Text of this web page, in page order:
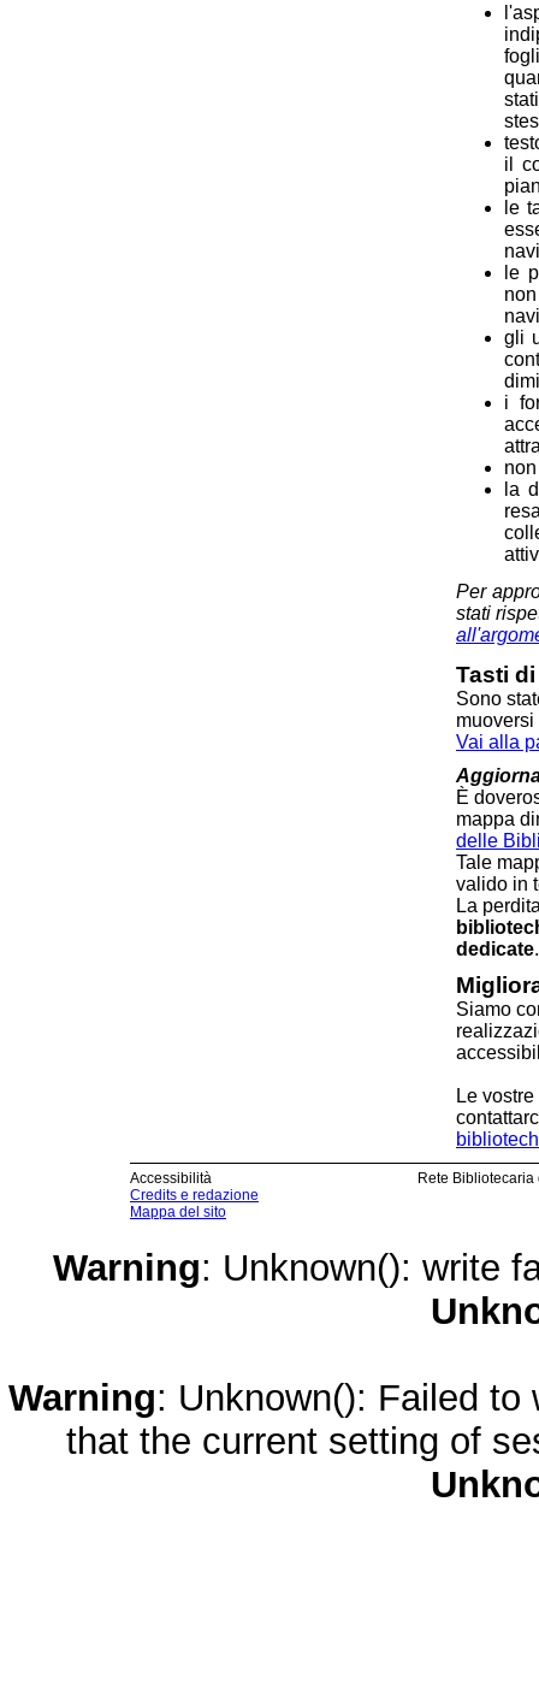
il
le
le
gli
i
la
Per
stati
Tasti
Sono
Vai alla
È
mappa
delle
Tale
valido in
La
dedicate.
Siamo
Le
Accessibilità
Credits e redazione
Mappa del sito
Rete
Warning: Unknown(): write
Warning: Unknown(): Failed
that the current setting of